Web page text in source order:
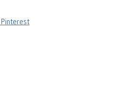
Pinterest